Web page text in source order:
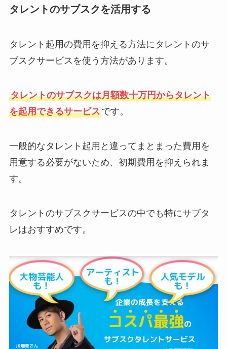
タレントのサブスクを活用する
タレント起用の費用を抑える方法にタレントのサ
ブスクサービスを使う方法があります。
タレントのサブスクは月額数十万円からタレント
を起用できるサービスです。
一般的なタレント起用と違ってまとまった費用を
用意する必要がないため、初期費用を抑えられま
す。
タレントのサブスクサービスの中でも特にサブタ
レはおすすめです。